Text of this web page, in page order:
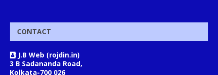
CONTACT
J.B Web (rojdin.in)
3 B Sadananda Road,
Kolkata-700 026